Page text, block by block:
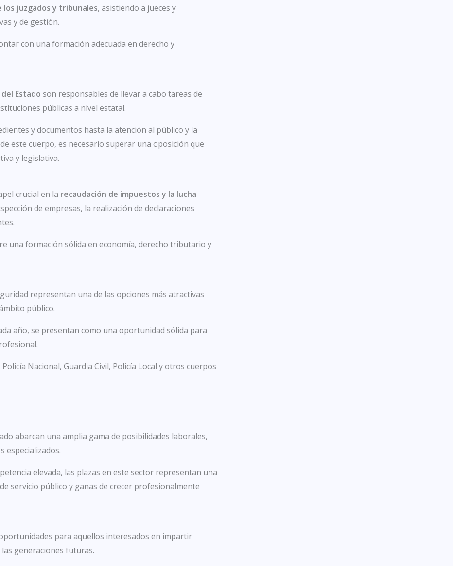
juzgados y tribunales, asistiendo a jueces y
y de gestión.
con una formación adecuada en derecho y
Estado son responsables de llevar a cabo tareas de
públicas a nivel estatal.
y documentos hasta la atención al público y la
este cuerpo, es necesario superar una oposición que
y legislativa.
crucial en la recaudación de impuestos y la lucha
de empresas, la realización de declaraciones
una formación sólida en economía, derecho tributario y
representan una de las opciones más atractivas
público.
año, se presentan como una oportunidad sólida para
Nacional, Guardia Civil, Policía Local y otros cuerpos
abarcan una amplia gama de posibilidades laborales,
especializados.
elevada, las plazas en este sector representan una
servicio público y ganas de crecer profesionalmente
para aquellos interesados en impartir
generaciones futuras.